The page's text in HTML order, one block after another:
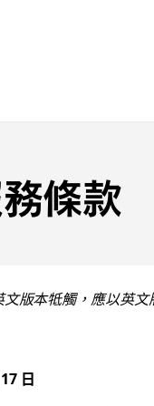
條款
版本牴觸，應以英文
日